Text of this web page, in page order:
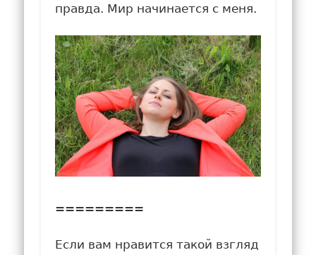
правда. Мир начинается с меня.
=========
Если вам нравится такой взгляд